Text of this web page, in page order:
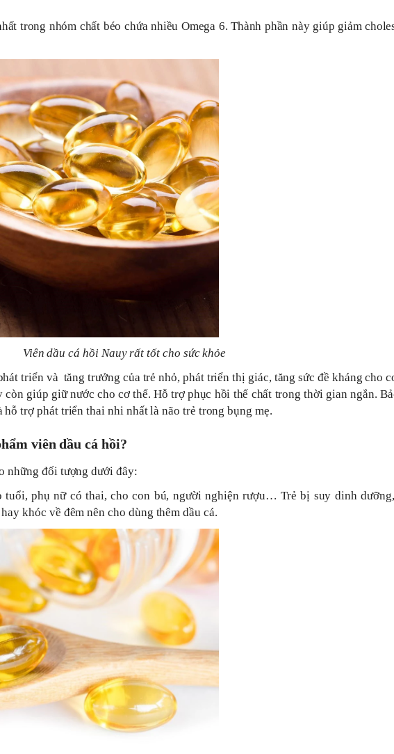
trong nhóm chất béo chứa nhiều Omega 6. Thành phần này giúp giảm
Viên dầu cá hồi Nauy rất tốt cho sức khỏe
triển và tăng trưởng của trẻ nhỏ, phát triển thị giác, tăng sức đề kháng cho
giúp giữ nước cho cơ thể. Hỗ trợ phục hồi thế chất trong thời gian ngắn.
hỗ trợ phát triển thai nhi nhất là não trẻ trong bụng mẹ.
viên dầu cá hồi?
những đối tượng dưới đây:
tuổi, phụ nữ có thai, cho con bú, người nghiện rượu… Trẻ bị suy dinh
khóc về đêm nên cho dùng thêm dầu cá.